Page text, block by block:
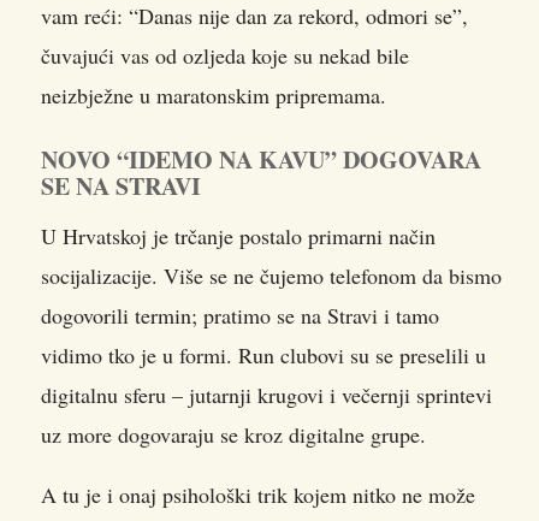
vam reći: “Danas nije dan za rekord, odmori se”,
čuvajući vas od ozljeda koje su nekad bile
neizbježne u maratonskim pripremama.
NOVO “IDEMO NA KAVU” DOGOVARA
SE NA STRAVI
U Hrvatskoj je trčanje postalo primarni način
socijalizacije. Više se ne čujemo telefonom da bismo
dogovorili termin; pratimo se na Stravi i tamo
vidimo tko je u formi. Run clubovi su se preselili u
digitalnu sferu – jutarnji krugovi i večernji sprintevi
uz more dogovaraju se kroz digitalne grupe.
A tu je i onaj psihološki trik kojem nitko ne može